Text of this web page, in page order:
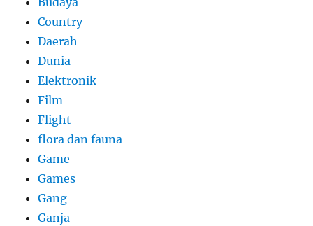
Country
Daerah
Dunia
Elektronik
Film
Flight
flora dan fauna
Game
Games
Gang
Ganja